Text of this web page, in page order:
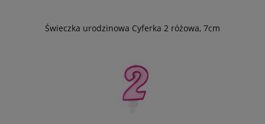
Świeczka urodzinowa Cyferka 2 różowa, 7cm